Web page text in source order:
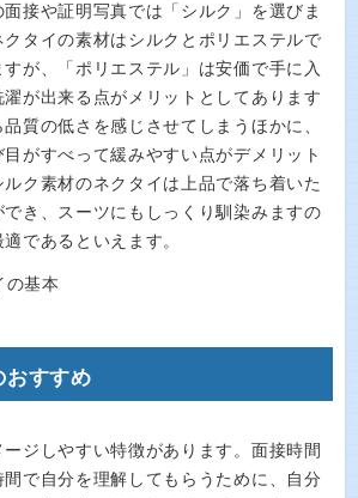
接や証明写真では「シルク」を選びま
クタイの素材はシルクとポリエステルで
が、「ポリエステル」は安価で手に入
が出来る点がメリットとしてあります
質の低さを感じさせてしまうほかに、
がすべって緩みやすい点がデメリット
ク素材のネクタイは上品で落ち着いた
き、スーツにもしっくり馴染みますの
であるといえます。
おすすめ
ジしやすい特徴があります。面接時間
で自分を理解してもらうために、自分